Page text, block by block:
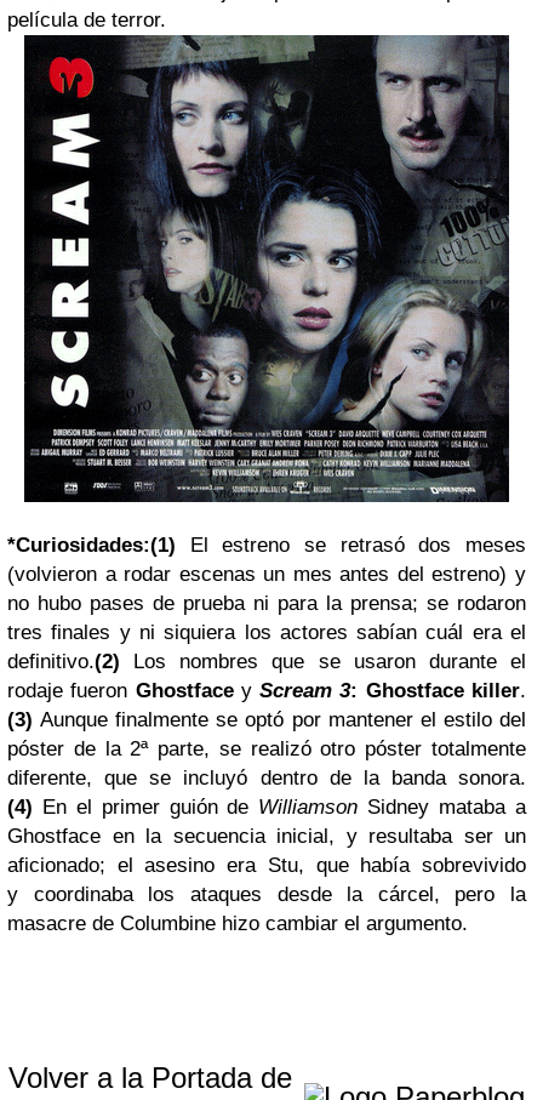
película de terror.
*Curiosidades:(1) El estreno se retrasó dos meses
(volvieron a rodar escenas un mes antes del estreno) y
no hubo pases de prueba ni para la prensa; se rodaron
tres finales y ni siquiera los actores sabían cuál era el
definitivo.(2) Los nombres que se usaron durante el
rodaje fueron Ghostface yScream 3: Ghostface killer.
(3) Aunque finalmente se optó por mantener el estilo del
póster de la 2ª parte, se realizó otro póster totalmente
diferente, que se incluyó dentro de la banda sonora.
(4) En el primer guión de Williamson Sidney mataba a
Ghostface en la secuencia inicial, y resultaba ser un
aficionado; el asesino era Stu, que había sobrevivido
y coordinaba los ataques desde la cárcel, pero la
masacre de Columbine hizo cambiar el argumento.
Volver a la Portada de